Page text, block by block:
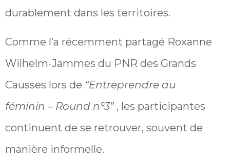
durablement dans les territoires.
Comme l’a récemment partagé Roxanne
Wilhelm-Jammes du PNR des Grands
Causses lors de “Entreprendre au
féminin – Round n°3”, les participantes
continuent de se retrouver, souvent de
manière informelle.